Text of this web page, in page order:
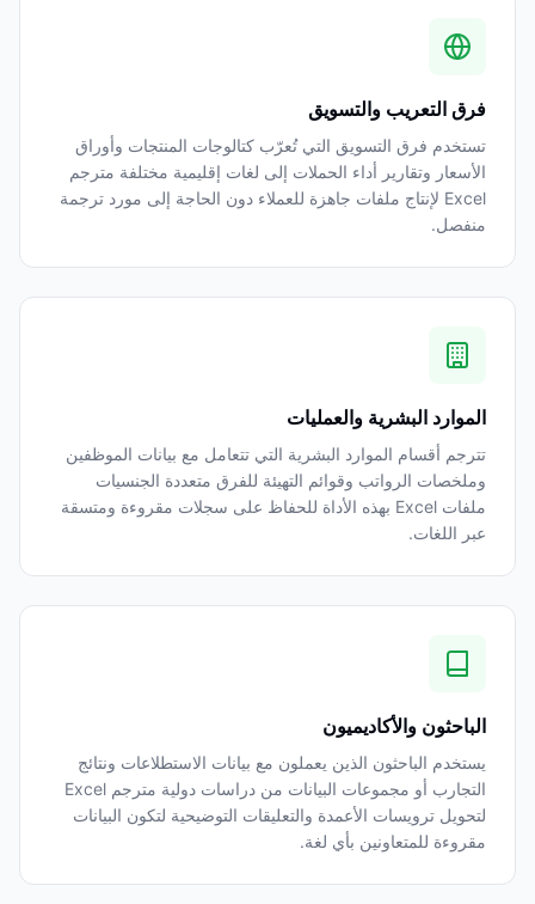
فرق التعريب والتسويق
تستخدم فرق التسويق التي تُعرّب كتالوجات المنتجات وأوراق
الأسعار وتقارير أداء الحملات إلى لغات إقليمية مختلفة مترجم
Excel لإنتاج ملفات جاهزة للعملاء دون الحاجة إلى مورد ترجمة
منفصل.
الموارد البشرية والعمليات
تترجم أقسام الموارد البشرية التي تتعامل مع بيانات الموظفين
وملخصات الرواتب وقوائم التهيئة للفرق متعددة الجنسيات
ملفات Excel بهذه الأداة للحفاظ على سجلات مقروءة ومتسقة
عبر اللغات.
الباحثون والأكاديميون
يستخدم الباحثون الذين يعملون مع بيانات الاستطلاعات ونتائج
التجارب أو مجموعات البيانات من دراسات دولية مترجم Excel
لتحويل ترويسات الأعمدة والتعليقات التوضيحية لتكون البيانات
مقروءة للمتعاونين بأي لغة.